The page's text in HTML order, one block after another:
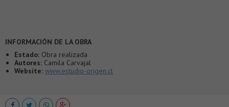
INFORMACIÓN DE LA OBRA
Estado: Obra realizada
Autores: Camila Carvajal
Website: www.estudio-origen.cl